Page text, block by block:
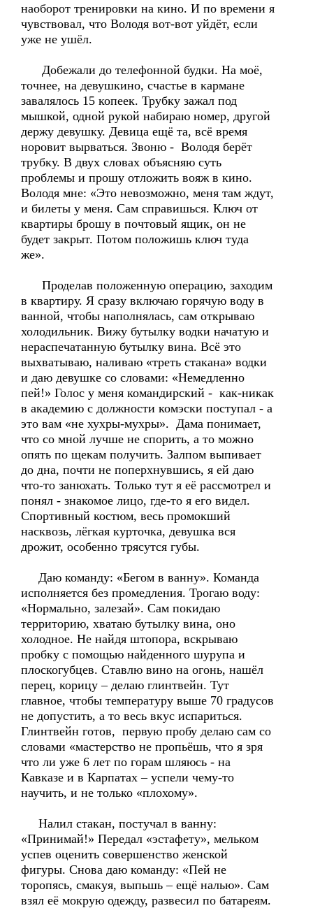
наоборот тренировки на кино. И по времени я
чувствовал, что Володя вот-вот уйдёт, если
уже не ушёл.
Добежали до телефонной будки. На моё,
точнее, на девушкино, счастье в кармане
завалялось 15 копеек. Трубку зажал под
мышкой, одной рукой набираю номер, другой
держу девушку. Девица ещё та, всё время
норовит вырваться. Звоню - Володя берёт
трубку. В двух словах объясняю суть
проблемы и прошу отложить вояж в кино.
Володя мне: «Это невозможно, меня там ждут,
и билеты у меня. Сам справишься. Ключ от
квартиры брошу в почтовый ящик, он не
будет закрыт. Потом положишь ключ туда
же».
Проделав положенную операцию, заходим
в квартиру. Я сразу включаю горячую воду в
ванной, чтобы наполнялась, сам открываю
холодильник. Вижу бутылку водки начатую и
нераспечатанную бутылку вина. Всё это
выхватываю, наливаю «треть стакана» водки
и даю девушке со словами: «Немедленно
пей!» Голос у меня командирский - как-никак
в академию с должности комэски поступал - а
это вам «не хухры-мухры». Дама понимает,
что со мной лучше не спорить, а то можно
опять по щекам получить. Залпом выпивает
до дна, почти не поперхнувшись, я ей даю
что-то занюхать. Только тут я её рассмотрел и
понял - знакомое лицо, где-то я его видел.
Спортивный костюм, весь промокший
насквозь, лёгкая курточка, девушка вся
дрожит, особенно трясутся губы.
Даю команду: «Бегом в ванну». Команда
исполняется без промедления. Трогаю воду:
«Нормально, залезай». Сам покидаю
территорию, хватаю бутылку вина, оно
холодное. Не найдя штопора, вскрываю
пробку с помощью найденного шурупа и
плоскогубцев. Ставлю вино на огонь, нашёл
перец, корицу – делаю глинтвейн. Тут
главное, чтобы температуру выше 70 градусов
не допустить, а то весь вкус испариться.
Глинтвейн готов, первую пробу делаю сам со
словами «мастерство не пропьёшь, что я зря
что ли уже 6 лет по горам шляюсь - на
Кавказе и в Карпатах – успели чему-то
научить, и не только «плохому».
Налил стакан, постучал в ванну:
«Принимай!» Передал «эстафету», мельком
успев оценить совершенство женской
фигуры. Снова даю команду: «Пей не
торопясь, смакуя, выпьшь – ещё налью». Сам
взял её мокрую одежду, развесил по батареям.